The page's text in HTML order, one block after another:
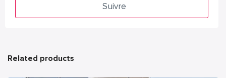
Suivre
Related products